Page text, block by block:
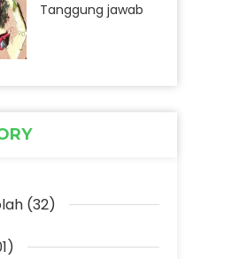
Tanggung jawab
(32)